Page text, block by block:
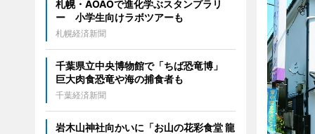
札幌・AOAOで進化学ぶスタンプラリ
ー 小学生向けラボツアーも
札幌経済新聞
千葉県立中央博物館で「ちば恐竜博」
巨大肉食恐竜や海の捕食者も
千葉経済新聞
岩木山神社向かいに「お山の花彩食堂 龍